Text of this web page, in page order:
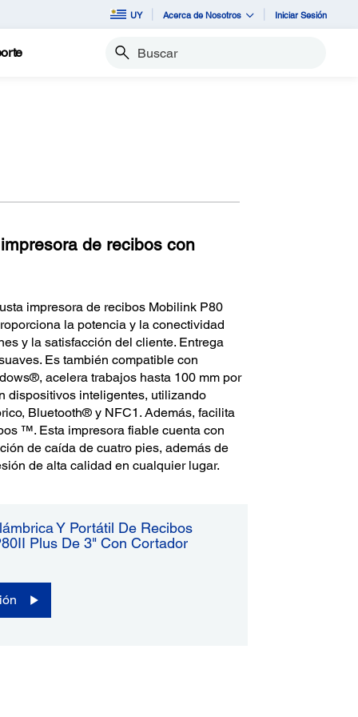
UY Acerca de Nosotros Iniciar Sesión
Buscar
de recibos con
impresora de recibos Mobilink P80
la potencia y la conectividad
y la satisfacción del cliente. Entrega
Es también compatible con
acelera trabajos hasta 100 mm por
dispositivos inteligentes, utilizando
Bluetooth® y NFC1. Además, facilita
™. Esta impresora fiable cuenta con
de caída de cuatro pies, además de
de alta calidad en cualquier lugar.
Y Portátil De Recibos
Plus De 3" Con Cortador